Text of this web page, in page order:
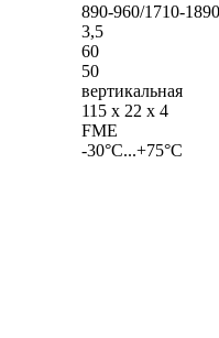
890-960/1710-1890
3,5
60
50
вертикальная
115 x 22 x 4
FME
-30°С...+75°С